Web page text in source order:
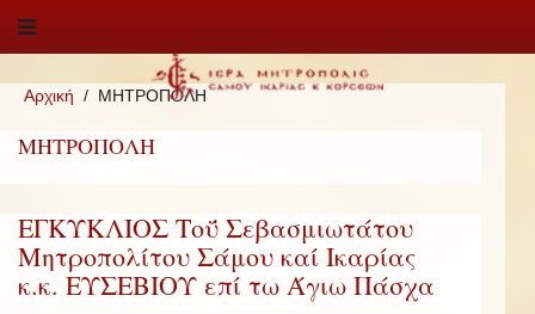
Αρχική ΜΗΤΡΟΠΟΛΗ
ΜΗΤΡΟΠΟΛΗ
ΕΓΚΥΚΛΙΟΣ Τοΰ Σεβασμιωτάτου
Μητροπολίτου Σάμου καί Ικαρίας
κ.κ. ΕΥΣΕΒΙΟΥ επί τω Άγιω Πάσχα